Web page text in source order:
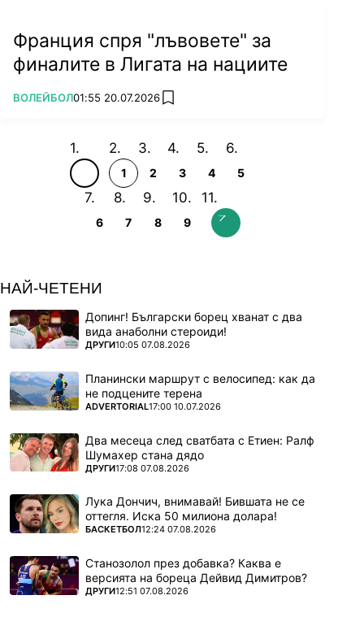
Франция спря "лъвовете" за
финалите в Лигата на нациите
ПОВЕЧЕ ОТ
ВОЛЕЙБОЛ01:55 20.07.2026 add favorites
1 2 3 4 5
6 7 8 9
НАЙ-ЧЕТЕНИ
Допинг! Български борец хванат с два
вида анаболни стероиди!
ПОВЕЧЕ ОТ
ДРУГИ10:05 07.08.2026
Планински маршрут с велосипед: как да
не подцените терена
ПОВЕЧЕ ОТ
ADVERTORIAL17:00 10.07.2026
Два месеца след сватбата с Етиен: Ралф
Шумахер стана дядо
ПОВЕЧЕ ОТ
ДРУГИ17:08 07.08.2026
Лука Дончич, внимавай! Бившата не се
оттегля. Иска 50 милиона долара!
ПОВЕЧЕ ОТ
БАСКЕТБОЛ12:24 07.08.2026
Станозолол през добавка? Каква е
версията на бореца Дейвид Димитров?
ПОВЕЧЕ ОТ
ДРУГИ12:51 07.08.2026